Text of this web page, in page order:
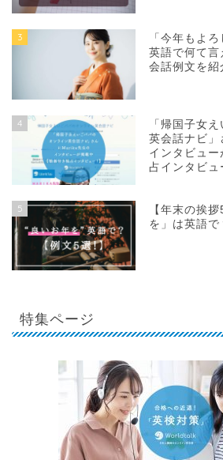
3
「今年もよ
英語で何て言
会話例文を紹
4
「帰国子女
英会話ナビ
インタビュ
占インタビュ
5
【年末の挨
を」は英語で
特集ページ